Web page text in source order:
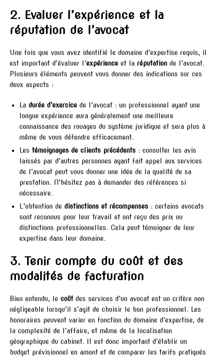
2. Evaluer l’expérience et la
réputation de l’avocat
Une fois que vous avez identifié le domaine d’expertise requis, il
est important d’évaluer l’expérience et la réputation de l’avocat.
Plusieurs éléments peuvent vous donner des indications sur ces
deux aspects :
La durée d’exercice de l’avocat : un professionnel ayant une
longue expérience aura généralement une meilleure
connaissance des rouages du système juridique et sera plus à
même de vous défendre efficacement.
Les témoignages de clients précédents : consulter les avis
laissés par d’autres personnes ayant fait appel aux services
de l’avocat peut vous donner une idée de la qualité de sa
prestation. N’hésitez pas à demander des références si
nécessaire.
L’obtention de distinctions et récompenses : certains avocats
sont reconnus pour leur travail et ont reçu des prix ou
distinctions professionnelles. Cela peut témoigner de leur
expertise dans leur domaine.
3. Tenir compte du coût et des
modalités de facturation
Bien entendu, le coûtdes services d’un avocat est un critère non
négligeable lorsqu’il s’agit de choisir le bon professionnel. Les
honoraires peuvent varier en fonction du domaine d’expertise, de
la complexité de l’affaire, et même de la localisation
géographique du cabinet. Il est donc important d’établir un
budget prévisionnel en amont et de comparer les tarifs pratiqués